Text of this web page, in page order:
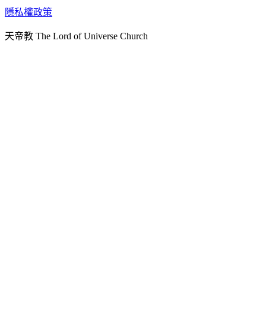
天人研究學院
天人炁功院
隱私權政策
天帝教 The Lord of Universe Church